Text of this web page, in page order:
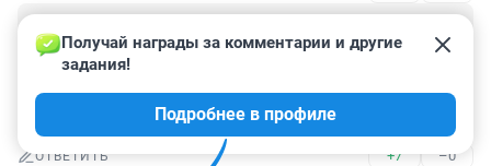
22 мая 2024, 11:43
К советской системе уже ничего не вернется. Всё что
сделают, это развалят систему образования
ОТВЕТИТЬ +7 –0
Получай награды за комментарии и другие
задания!
Подробнее в профиле